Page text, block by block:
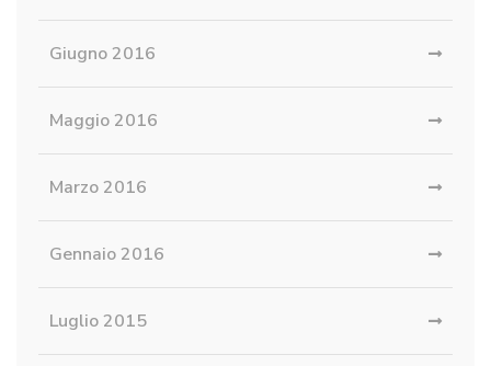
Giugno 2016
Maggio 2016
Marzo 2016
Gennaio 2016
Luglio 2015